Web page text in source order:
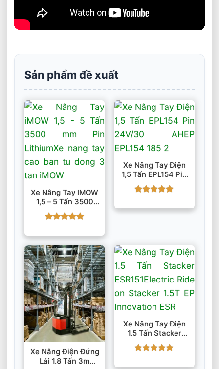
Sản phẩm đề xuất
Xe Nâng Tay IMOW
1,5 – 5 Tấn 3500
Mm Pin Lithium
hạng55
Xe Nâng Tay Điện
1,5 Tấn EPL154 Pin
24V/30 AH
hạng55
Xe Nâng Điện Đứng
Lái 1.8 Tấn 3m
Xe Nâng Tay Điện
1.5 Tấn Stacker
ESR151
hạng55